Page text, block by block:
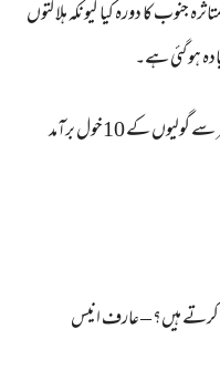
جنوب کا دورہ کیا کیونکہ ہلاکتوں
کے 10خول برآمد
کرتے ہیں؟ – عارف انیس